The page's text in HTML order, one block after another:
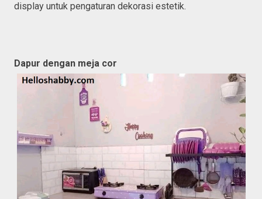
display untuk pengaturan dekorasi estetik.
Dapur dengan meja cor